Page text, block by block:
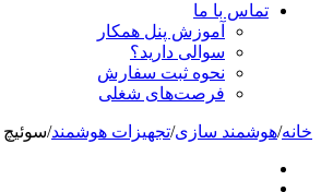
تماس با ما
آموزش پنل همکار
سوالی دارید؟
نحوه ثبت سفارش
فرصت‌های شغلی
خانه/هوشمند سازی/تجهیزات هوشمند/سوئیچ ۲۴ کانال ABB